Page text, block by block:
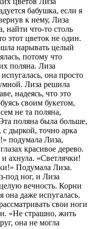
бабушка, если я
к нему, Лиза
найти что-то столь
этот цветок не один.
нарывать целый
потому что
поляна. Лиза
она просто
Лиза решила
надеясь, что это
своим букетом,
не та поляна,
поляна была больше,
с дыркой, точно арка
подумала Лиза,
красивое дерево.
ахнула. «Светлячки!
Подумала Лиза.
под ног, и Лиза
вечность. Корни
она даже испугалась.
свои ноги
«Не страшно, жить
она не могла